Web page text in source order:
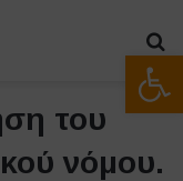
του
νόμου.